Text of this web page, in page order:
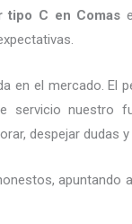
tipo C en Comas
en el mercado. El
servicio nuestro
despejar dudas
apuntando